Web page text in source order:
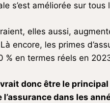
s’est améliorée sur
elles aussi,
encore, les primes
% en termes réels en
donc être le
dans les